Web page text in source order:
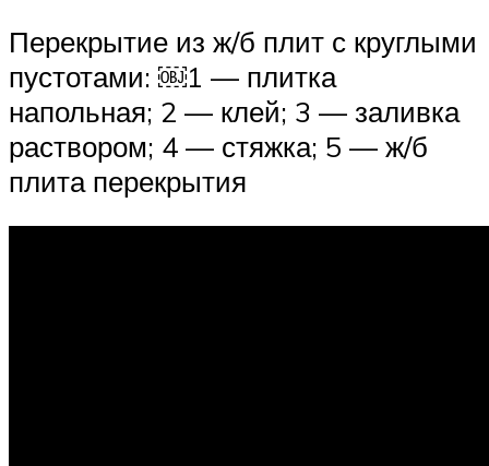
Перекрытие из ж/б плит с круглыми
пустотами: ￼1 — плитка
напольная; 2 — клей; 3 — заливка
раствором; 4 — стяжка; 5 — ж/б
плита перекрытия